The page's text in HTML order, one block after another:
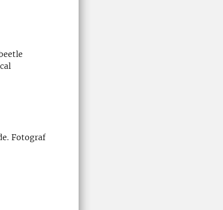
Fotograf